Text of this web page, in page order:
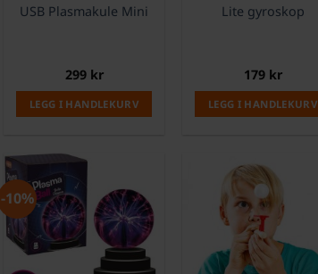
USB Plasmakule Mini
299 kr
LEGG I HANDLEKURV
Lite gyroskop
179 kr
LEGG I HANDLEKURV
-10%